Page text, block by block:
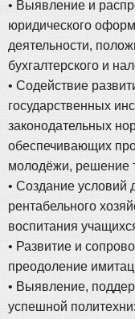
• Выявление и
юридического
деятельности,
бухгалтерского и
• Содействие
государственных
законодательных
обеспечивающих
молодёжи, решение
• Создание
рентабельного
воспитания
• Развитие и
преодоление
• Выявление,
успешной